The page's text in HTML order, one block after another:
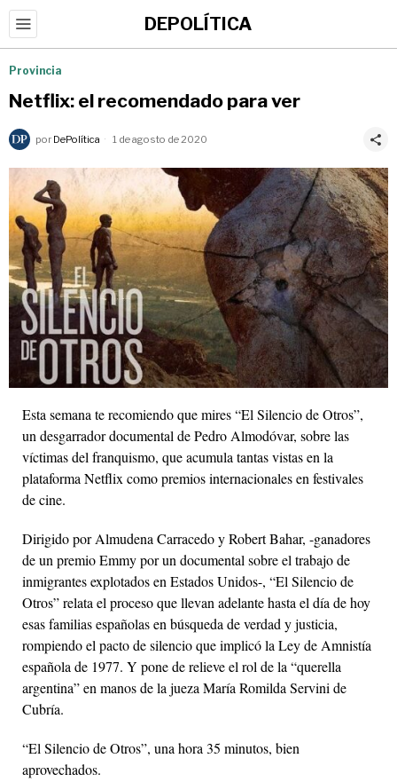
DEPOLÍTICA
Provincia
Netflix: el recomendado para ver
por DePolítica 1 de agosto de 2020
Esta semana te recomiendo que mires “El Silencio de Otros”,
un desgarrador documental de Pedro Almodóvar, sobre las
víctimas del franquismo, que acumula tantas vistas en la
plataforma Netflix como premios internacionales en festivales
de cine.
Dirigido por Almudena Carracedo y Robert Bahar, -ganadores
de un premio Emmy por un documental sobre el trabajo de
inmigrantes explotados en Estados Unidos-, “El Silencio de
Otros” relata el proceso que llevan adelante hasta el día de hoy
esas familias españolas en búsqueda de verdad y justicia,
rompiendo el pacto de silencio que implicó la Ley de Amnistía
española de 1977. Y pone de relieve el rol de la “querella
argentina” en manos de la jueza María Romilda Servini de
Cubría.
“El Silencio de Otros”, una hora 35 minutos, bien
aprovechados.